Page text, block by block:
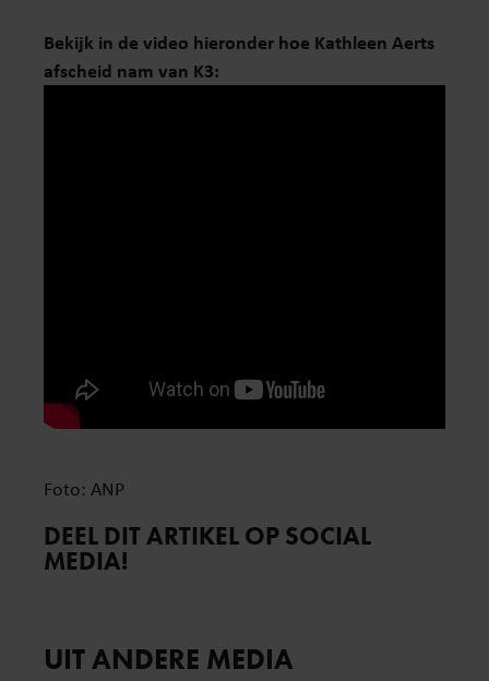
Bekijk in de video hieronder hoe Kathleen Aerts
afscheid nam van K3:
Foto: ANP
DEEL DIT ARTIKEL OP SOCIAL
MEDIA!
UIT ANDERE MEDIA